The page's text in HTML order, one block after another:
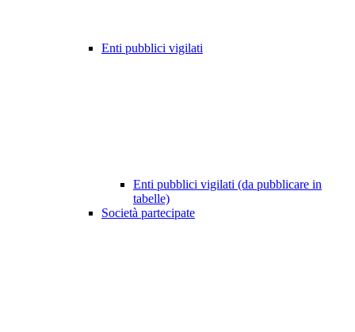
Enti pubblici vigilati
Enti pubblici vigilati (da pubblicare in
tabelle)
Società partecipate